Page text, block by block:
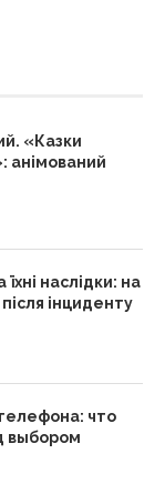
«Казки
анімований
наслідки: на
інциденту
что
выбором